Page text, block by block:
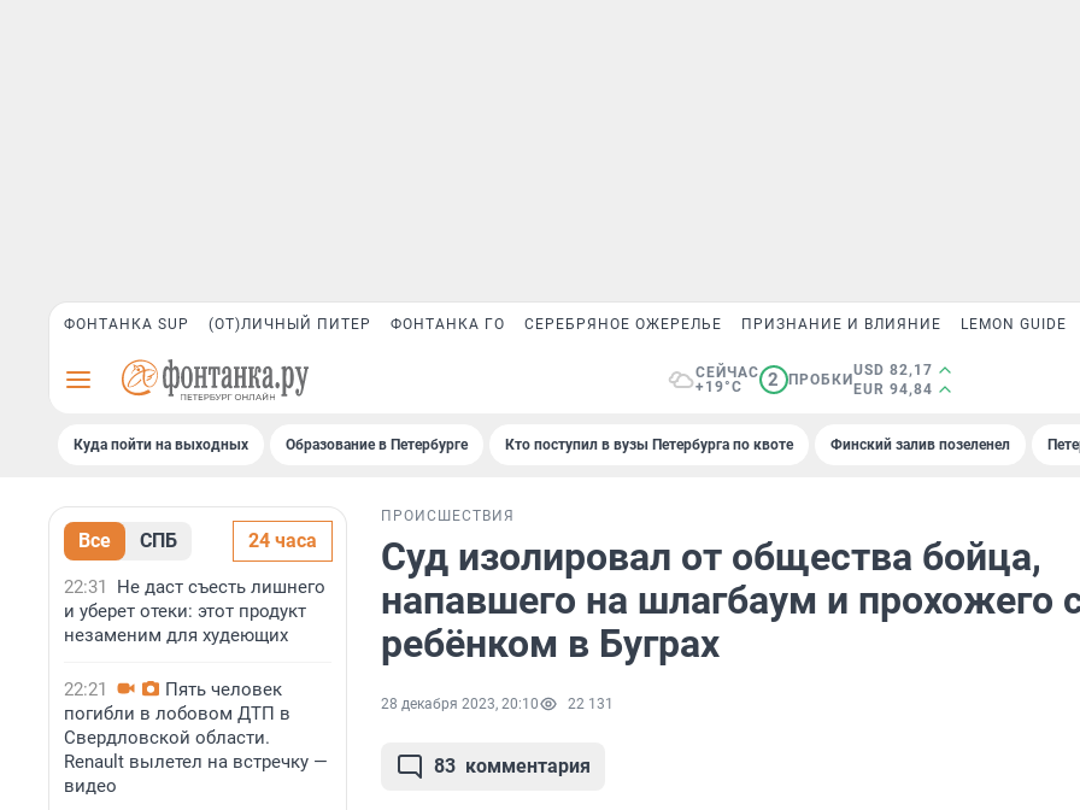
ФОНТАНКА SUP (ОТ)ЛИЧНЫЙ ПИТЕР ФОНТАНКА ГО СЕРЕБРЯНОЕ ОЖЕРЕЛЬЕ ПРИЗНАНИЕ И ВЛИЯНИЕ LEMON GUIDE
СЕЙЧАС
+19°C
2 ПРОБКИ
USD 82,17
EUR 94,84
Куда пойти на выходных Образование в Петербурге Кто поступил в вузы Петербурга по квоте Финский залив позеленел
Все СПБ 24 часа
22:31
Не даст съесть лишнего
и уберет отеки: этот продукт
незаменим для худеющих
22:21
Пять человек
погибли в лобовом ДТП в
Свердловской области.
Renault вылетел на встречку —
видео
ПРОИСШЕСТВИЯ
Суд изолировал от общества бойца,
напавшего на шлагбаум и прохожего
ребёнком в Буграх
28 декабря 2023, 20:10 22 131
83 комментария